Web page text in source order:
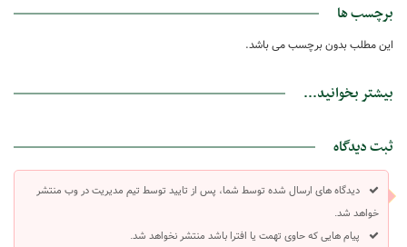
برچسب ها
این مطلب بدون برچسب می باشد.
بیشتر بخوانید...
ثبت دیدگاه
دیدگاه های ارسال شده توسط شما، پس از تایید توسط تیم مدیریت در وب منتشر
خواهد شد.
پیام هایی که حاوی تهمت یا افترا باشد منتشر نخواهد شد.